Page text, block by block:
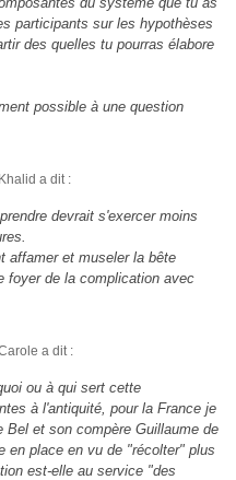
participants sur les hypothèses
des quelles tu pourras élabore
possible à une question
a dit :
devrait s'exercer moins
affamer et museler la bête
foyer de la complication avec
a dit :
ou à qui sert cette
à l'antiquité, pour la France je
et son compère Guillaume de
en place en vu de "récolter" plus
est-elle au service "des